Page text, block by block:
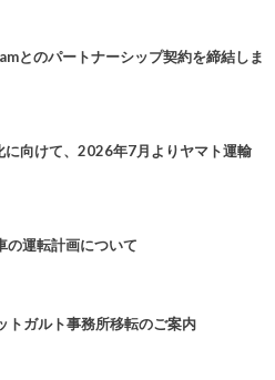
とのパートナーシップ契約を締結しま
に向けて、2026年7月よりヤマト運輸
の運転計画について
トガルト事務所移転のご案内